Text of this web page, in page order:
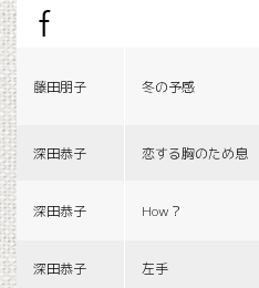
f
藤田朋子 冬の予感
深田恭子 恋する胸のため息
深田恭子 How？
深田恭子 左手